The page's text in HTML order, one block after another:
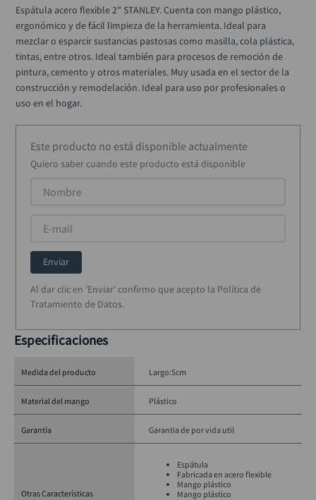
Espátula acero flexible 2" STANLEY. Cuenta con mango plástico,
ergonómico y de fácil limpieza de la herramienta. Ideal para
mezclar o esparcir sustancias pastosas como masilla, cola plástica,
tintas, entre otros. Ideal también para procesos de remoción de
pintura, cemento y otros materiales. Muy usada en el sector de la
construcción y remodelación. Ideal para uso por profesionales o
uso en el hogar.
Este producto no está disponible actualmente
Quiero saber cuando este producto está disponible
Enviar
Al dar clic en 'Enviar' confirmo que acepto la Política de
Tratamiento de Datos.
Especificaciones
Medida del producto Largo:5cm
Material del mango Plástico
Garantía Garantia de por vida util
Otras Características
Espátula
Fabricada en acero flexible
Mango plástico
Mango plástico
alicate